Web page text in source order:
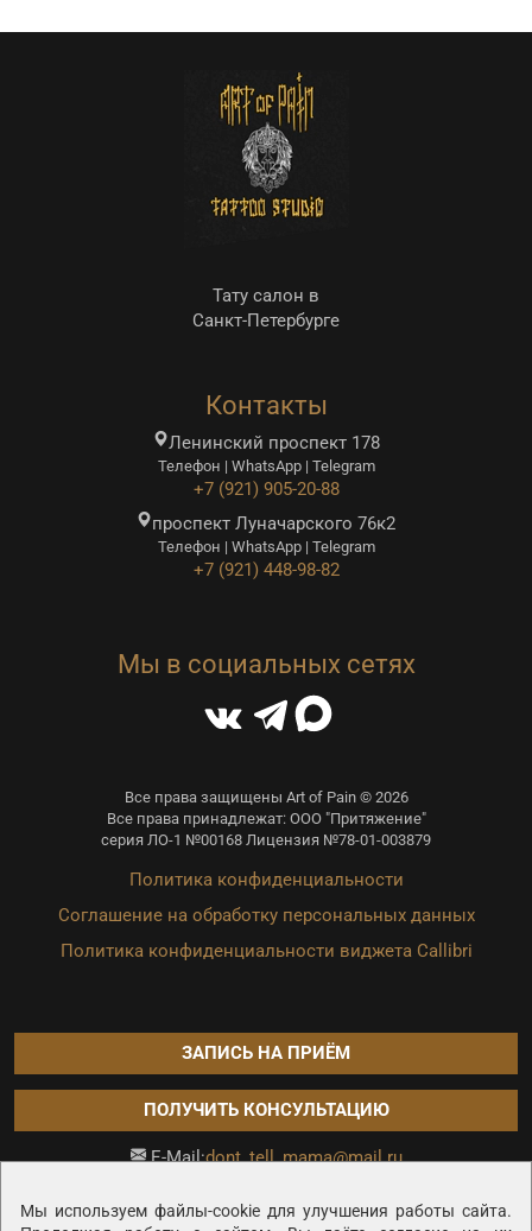
Мы используем файлы-cookie для улучшения работы сайта.
Тату салон в
Санкт-Петербурге
Контакты
Ленинский проспект 178
Телефон | WhatsApp | Telegram
+7 (921) 905-20-88
проспект Луначарского 76к2
Телефон | WhatsApp | Telegram
+7 (921) 448-98-82
Мы в социальных сетях
Все права защищены Art of Pain © 2026
Все права принадлежат: ООО "Притяжение"
серия ЛО-1 №00168 Лицензия №78-01-003879
Политика конфиденциальности
Соглашение на обработку персональных данных
Политика конфиденциальности виджета Callibri
ЗАПИСЬ НА ПРИЁМ
ПОЛУЧИТЬ КОНСУЛЬТАЦИЮ
E-Mail:dont_tell_mama@mail.ru